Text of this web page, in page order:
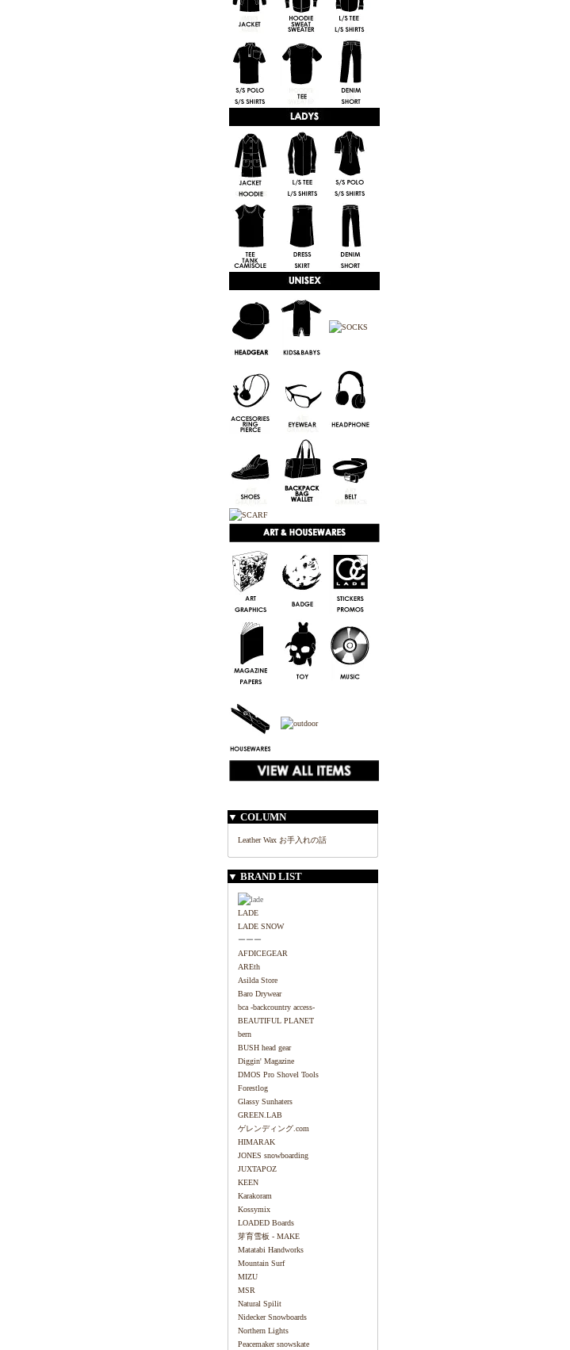
▼ COLUMN
Leather Wax お手入れの話
▼ BRAND LIST
LADE
LADE SNOW
ーーー
AFDICEGEAR
AREth
Asilda Store
Baro Drywear
bca -backcountry access-
BEAUTIFUL PLANET
bern
BUSH head gear
Diggin' Magazine
DMOS Pro Shovel Tools
Forestlog
Glassy Sunhaters
GREEN.LAB
ゲレンディング.com
HIMARAK
JONES snowboarding
JUXTAPOZ
KEEN
Karakoram
Kossymix
LOADED Boards
芽育雪板 - MAKE
Matatabi Handworks
Mountain Surf
MIZU
MSR
Natural Spilit
Nidecker Snowboards
Northern Lights
Peacemaker snowskate